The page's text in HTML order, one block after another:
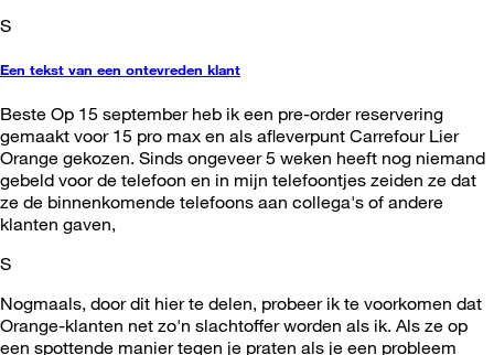
S
Een tekst van een ontevreden klant
Beste Op 15 september heb ik een pre-order reservering
gemaakt voor 15 pro max en als afleverpunt Carrefour Lier
Orange gekozen. Sinds ongeveer 5 weken heeft nog niemand
gebeld voor de telefoon en in mijn telefoontjes zeiden ze dat
ze de binnenkomende telefoons aan collega's of andere
klanten gaven,
S
Nogmaals, door dit hier te delen, probeer ik te voorkomen dat
Orange-klanten net zo'n slachtoffer worden als ik. Als ze op
een spottende manier tegen je praten als je een probleem